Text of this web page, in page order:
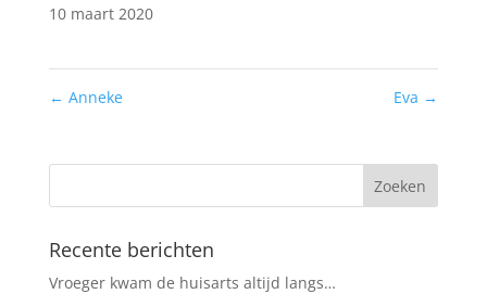
10 maart 2020
← Anneke Eva →
Recente berichten
Vroeger kwam de huisarts altijd langs…